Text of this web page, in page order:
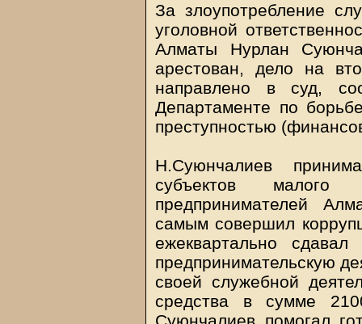
За злоупотребление
уголовной
Алматы Нурлан
арестован, дело на
направлено в суд,
Департаменте по
преступностью
Н.Cуюнчалиев
субъектов малого
предпринимателей
самым совершил
ежеквартально
предпринимательскую
своей служебной
средства в сумме